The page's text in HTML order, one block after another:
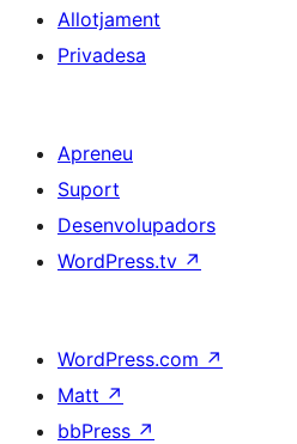
Allotjament
Privadesa
Apreneu
Suport
Desenvolupadors
WordPress.tv ↗
WordPress.com ↗
Matt ↗
bbPress ↗